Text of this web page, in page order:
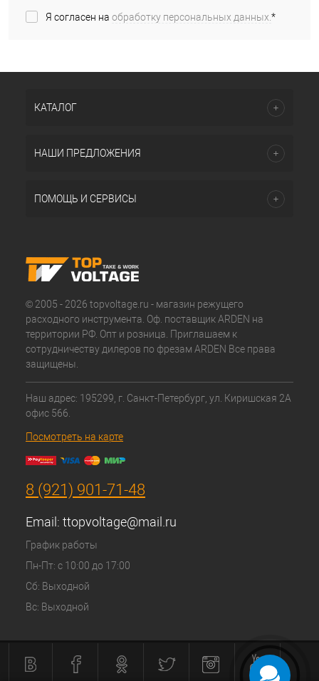
Я согласен на обработку персональных данных.*
КАТАЛОГ
НАШИ ПРЕДЛОЖЕНИЯ
ПОМОЩЬ И СЕРВИСЫ
© 2005 - 2026 topvoltage.ru - магазин режущего
расходного инструмента. Оф. поставщик ARDEN на
территории РФ. Опт и розница. Приглашаем к
сотрудничеству дилеров по фрезам ARDEN Все права
защищены.
Наш адрес: 195299, г. Санкт-Петербург, ул. Киришская 2А
офис 566.
Посмотреть на карте
8 (921) 901-71-48
Email: ttopvoltage@mail.ru
График работы
Пн-Пт: с 10:00 до 17:00
Сб: Выходной
Вс: Выходной